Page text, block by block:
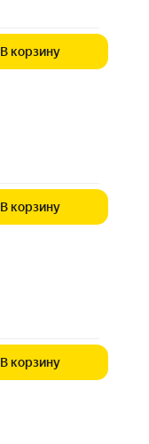
В корзину
В корзину
В корзину